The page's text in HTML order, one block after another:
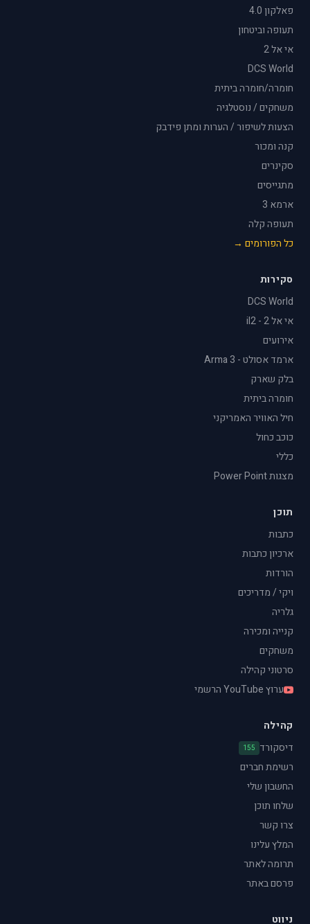
פאלקון 4.0
תעופה וביטחון
אי אל 2
DCS World
חומרה/חומרה ביתית
משחקים / נוסטלגיה
הצעות לשיפור / הערות ומתן פידבק
קנה ומכור
סקינרים
מתגייסים
ארמא 3
תעופה קלה
כל הפורומים →
סקירות
DCS World
אי אל 2 - il2
אירועים
ארמד אסולט - Arma 3
בלק שארק
חומרה ביתית
חיל האוויר האמריקני
כוכב כחול
כללי
מצגות Power Point
תוכן
כתבות
ארכיון כתבות
הורדות
ויקי / מדריכים
גלריה
קנייה ומכירה
משחקים
סרטוני קהילה
ערוץ YouTube הרשמי
קהילה
דיסקורד 155
רשימת חברים
החשבון שלי
שלחו תוכן
צרו קשר
המלץ עלינו
תרומה לאתר
פרסם באתר
ניווט